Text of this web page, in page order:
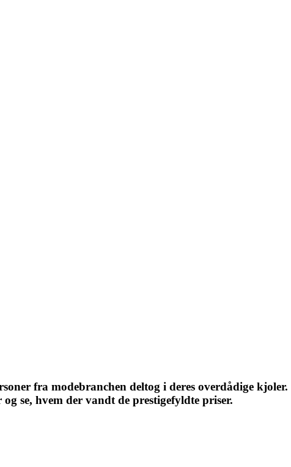
fra modebranchen deltog i deres overdådige
se, hvem der vandt de prestigefyldte priser.